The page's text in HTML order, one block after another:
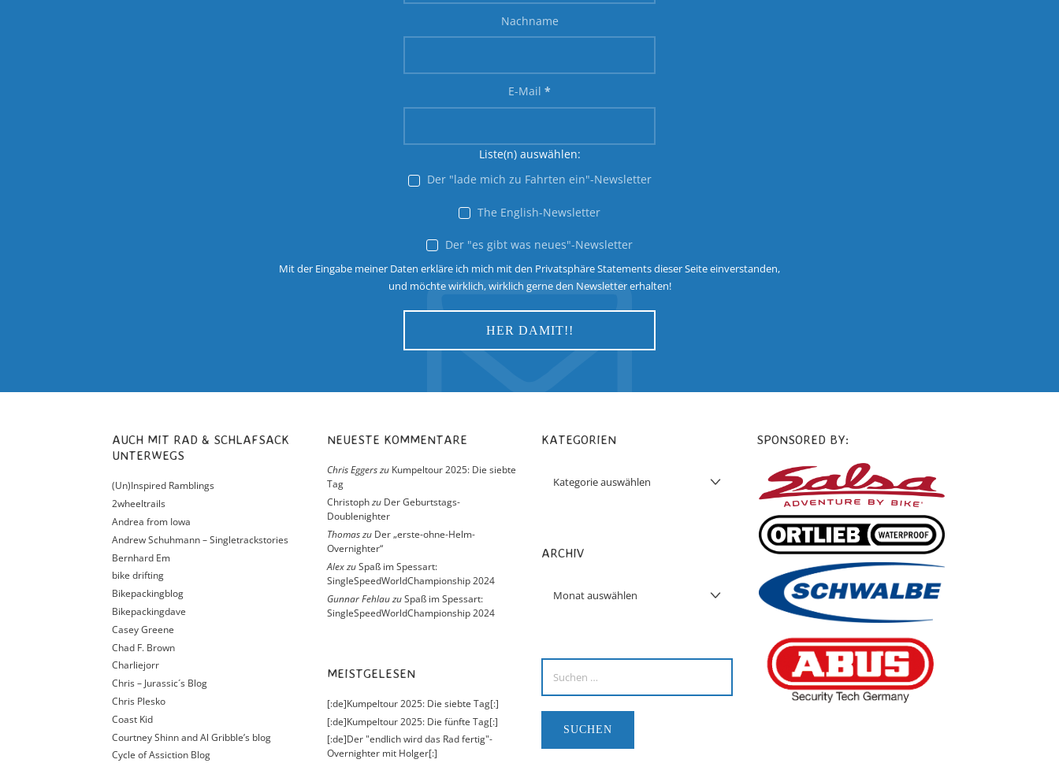
Nachname
E-Mail *
Liste(n) auswählen:
Der "lade mich zu Fahrten ein"-Newsletter
The English-Newsletter
Der "es gibt was neues"-Newsletter
Mit der Eingabe meiner Daten erkläre ich mich mit den Privatsphäre Statements dieser Seite einverstanden,
und möchte wirklich, wirklich gerne den Newsletter erhalten!
AUCH MIT RAD & SCHLAFSACK
UNTERWEGS
(Un)Inspired Ramblings
2wheeltrails
Andrea from Iowa
Andrew Schuhmann – Singletrackstories
Bernhard Em
bike drifting
Bikepackingblog
Bikepackingdave
Casey Greene
Chad F. Brown
Charliejorr
Chris – Jurassic´s Blog
Chris Plesko
Coast Kid
Courtney Shinn and Al Gribble’s blog
Cycle of Assiction Blog
NEUESTE KOMMENTARE
Chris Eggerszu Kumpeltour 2025: Die siebte
Tag
Christophzu Der Geburtstags-
Doublenighter
Thomaszu Der „erste-ohne-Helm-
Overnighter“
AlexzuSpaß im Spessart:
SingleSpeedWorldChampionship 2024
Gunnar FehlauzuSpaß im Spessart:
SingleSpeedWorldChampionship 2024
MEISTGELESEN
[:de]Kumpeltour 2025: Die siebte Tag[:]
[:de]Kumpeltour 2025: Die fünfte Tag[:]
[:de]Der "endlich wird das Rad fertig"-
Overnighter mit Holger[:]
KATEGORIEN
ARCHIV
SPONSORED BY: